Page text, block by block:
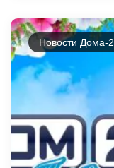
Новости Дома-2